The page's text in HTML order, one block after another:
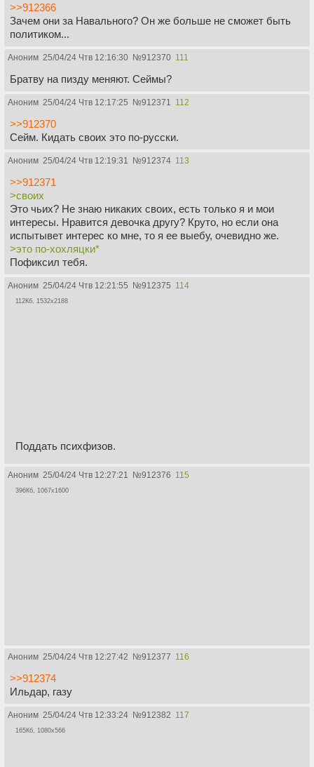
>>912366
Зачем они за Навального? Он же больше не сможет быть
политиком...
Аноним 25/04/24 Чтв 12:16:30 №912370 111
Братву на пизду меняют. Сеймы?
Аноним 25/04/24 Чтв 12:17:25 №912371 112
>>912370
Сейм. Кидать своих это по-русски.
Аноним 25/04/24 Чтв 12:19:31 №912374 113
>>912371
>своих
Это чьих? Не знаю никаких своих, есть только я и мои
интересы. Нравится девочка другу? Круто, но если она
испытывет интерес ко мне, то я ее выебу, очевидно же.
>это по-хохляцки*
Пофиксил тебя.
Аноним 25/04/24 Чтв 12:21:55 №912375 114
112Кб, 1532x2188
Поддать психфизов.
Аноним 25/04/24 Чтв 12:27:21 №912376 115
396Кб, 1067x1600
Аноним 25/04/24 Чтв 12:27:42 №912377 116
>>912374
Ильдар, газу
Аноним 25/04/24 Чтв 12:33:24 №912382 117
165Кб, 1080x566